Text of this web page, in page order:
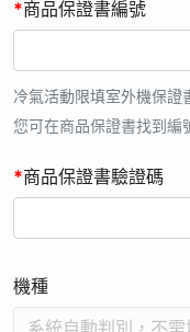
礎，並遵守中華民國「
集取得之您的個人資料
及管理，本公司及台灣
的同時會依個人資料保
6. 本次活動贈品限寄送
為完成該活動贈品配送
之個人資料(例如收件
7. 本活動僅適用「台灣
機種，其他商品、平行
*商品保證書編號
冷氣活動限填室外機保證
您可在商品保證書找到編
*商品保證書驗證碼
機種